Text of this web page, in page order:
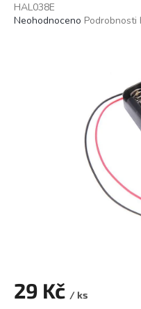
HAL038E
Průměrné
Neohodnoceno Podrobnosti
29 Kč / ks